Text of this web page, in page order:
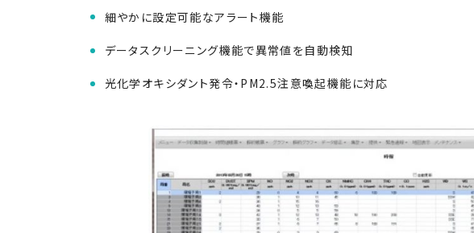
細やかに設定可能なアラート機能
データスクリーニング機能で異常値を自動検知
光化学オキシダント発令・PM2.5注意喚起機能に対応